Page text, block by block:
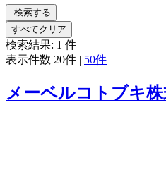
検索する
すべてクリア
検索結果: 1 件
表示件数 20件 | 50件
メーベルコトブキ